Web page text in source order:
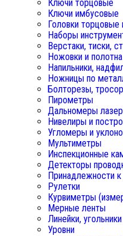
Ключи торцовые
Ключи имбусовые
Головки
Наборы
Верстаки, тиски,
Ножовки и
Напильники,
Ножницы по
Болторезы,
Пирометры
Дальномеры
Нивелиры и
Угломеры и
Мультиметры
Инспекционные
Детекторы
Принадлежности
Рулетки
Курвиметры
Мерные ленты
Линейки, угольники
Уровни